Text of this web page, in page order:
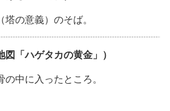
の意義）のそば。
「ハゲタカの黄金」）
中に入ったところ。